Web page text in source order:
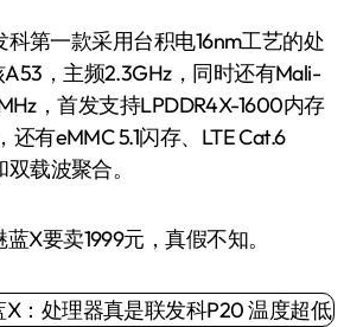
科第一款采用台积电16nm工艺的处
，主频2.3GHz，同时还有Mali-
，首发支持LPDDR4X-1600内存
还有eMMC 5.1闪存、LTE Cat.6
载波聚合。
X要卖1999元，真假不知。